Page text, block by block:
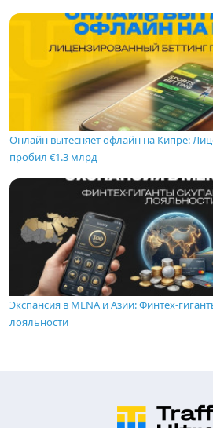
Онлайн вытесняет офлайн на Кипре:
пробил €1.3 млрд
Экспансия в MENA и Азии: Финтех-
лояльности